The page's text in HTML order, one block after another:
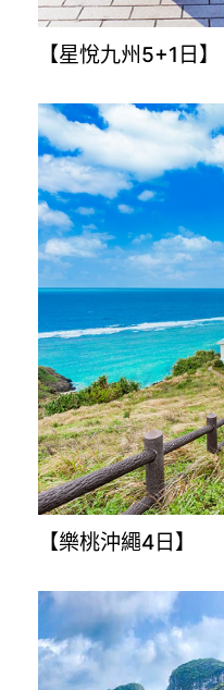
【星悅九州5+1日】
【樂桃沖繩4日】